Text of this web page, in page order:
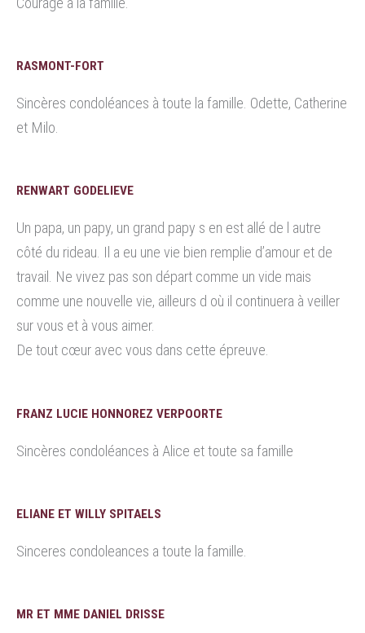
RASMONT-FORT
Sincères condoléances à toute la famille. Odette, Catherine
et Milo.
RENWART GODELIEVE
Un papa, un papy, un grand papy s en est allé de l autre
côté du rideau. Il a eu une vie bien remplie d’amour et de
travail. Ne vivez pas son départ comme un vide mais
comme une nouvelle vie, ailleurs d où il continuera à veiller
sur vous et à vous aimer.
De tout cœur avec vous dans cette épreuve.
FRANZ LUCIE HONNOREZ VERPOORTE
Sincères condoléances à Alice et toute sa famille
ELIANE ET WILLY SPITAELS
Sinceres condoleances a toute la famille.
MR ET MME DANIEL DRISSE